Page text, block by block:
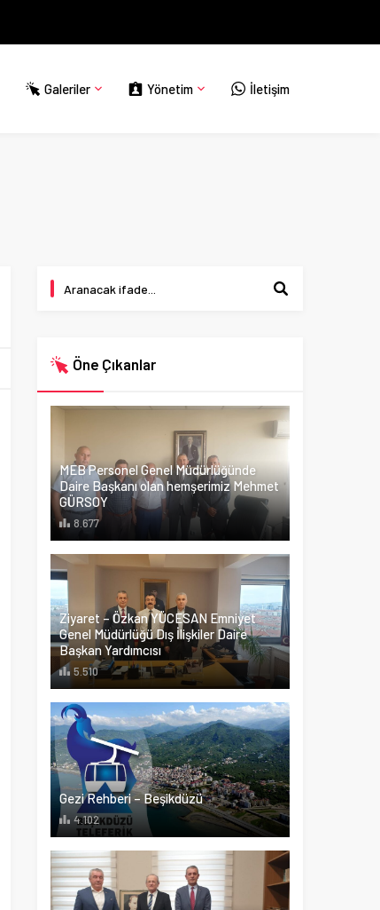
Galeriler Yönetim İletişim
Öne Çıkanlar
MEB Personel Genel Müdürlüğünde
Daire Başkanı olan hemşerimiz Mehmet
GÜRSOY
8.677
Ziyaret – Özkan YÜCESAN Emniyet
Genel Müdürlüğü Dış İlişkiler Daire
Başkan Yardımcısı
5.510
Gezi Rehberi – Beşikdüzü
4.102